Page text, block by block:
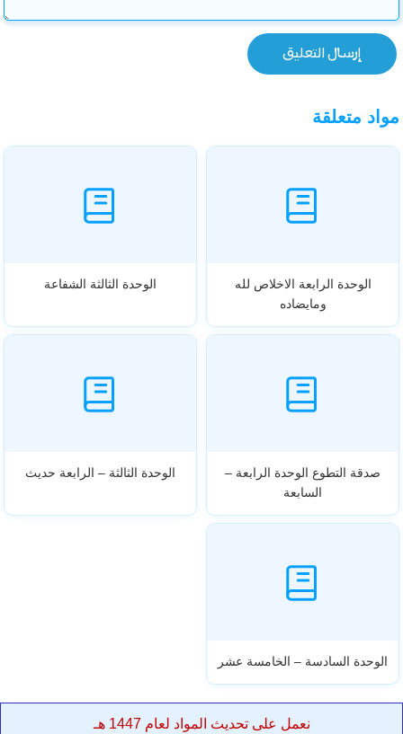
مواد متعلقة
الوحدة الرابعة الاخلاص لله
ومايضاده
الوحدة الثالثة الشفاعة
صدقة التطوع الوحدة الرابعة –
السابعة
الوحدة الثالثة – الرابعة حديث
الوحدة السادسة – الخامسة عشر
نعمل على تحديث المواد لعام 1447 هـ